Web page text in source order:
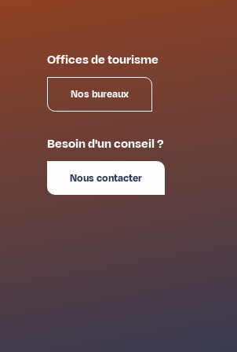
Offices de tourisme
Nos bureaux
Besoin d'un conseil ?
Nous contacter